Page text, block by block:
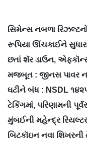
સિમેન્સ નબળા
રૂપિયા ઊંચકાઈને
છતાં શૅર ડાઉન, એફકૉન્સ
મજબૂત : જીનસ પાવર
ઘટીને બંધ : NSDL
ટેકિંગમાં, પરિણામની
મુંબઈની મહેન્દ્ર
બિટકૉઇન નવા શિખરની